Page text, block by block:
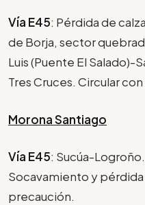
Vía E45: Pérdida de
de Borja, sector
Luis (Puente El Salado)-
Tres Cruces. Circular
Morona Santiago
Vía E45: Sucúa-
Socavamiento y
precaución.